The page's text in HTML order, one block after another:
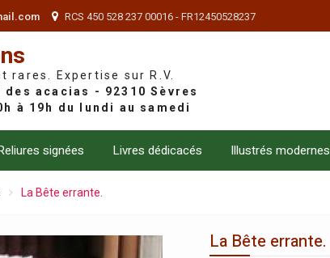
RCS 450 528 237 00016 - FR12450528237
rares. Expertise sur R.V.
signées Livres dédicacés Illustrés modernes
La Bête errante.
La Bête errante.